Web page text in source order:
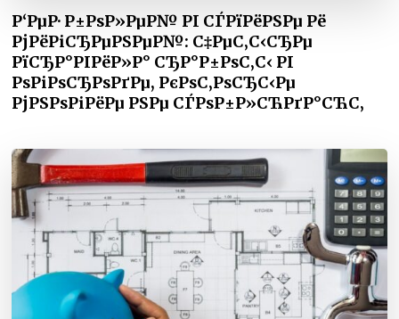
Р‘РµР· Р±РѕР»РµР№ РІ СЃРїРёРЅРµ Рё
РјРёРіСЂРµРЅРµР№: С‡РµС‚С‹СЂРµ
РїСЂР°РІРёР»Р° СЂР°Р±РѕС‚С‹ РІ
РѕРіРѕСЂРѕРґРµ, РєРѕС‚РѕСЂС‹Рµ
РјРЅРѕРіРёРµ РЅРµ СЃРѕР±Р»СЋРґР°СЋС‚